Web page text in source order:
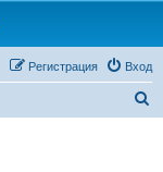
Вход
Регистрация